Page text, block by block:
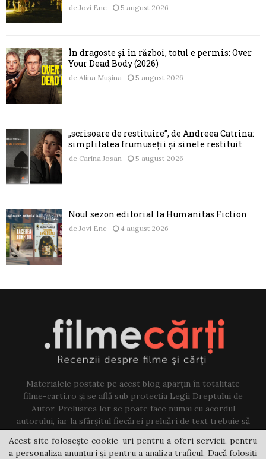
de Jovi Ene 5 august 2026
În dragoste și în război, totul e permis: Over
Your Dead Body (2026)
de Alina Mușina 5 august 2026
„scrisoare de restituire”, de Andreea Catrina:
simplitatea frumuseții și sinele restituit
de Carina Josan 5 august 2026
Noul sezon editorial la Humanitas Fiction
de Jovi Ene 4 august 2026
Materialele postate pe acest blog aparțin în totalitate
filme-carti.ro și se află sub protecția Legii Dreptului de
Autor. Preluarea lor se poate face numai cu acordul
autorului, iar la sfârșitul fiecărei preluări de text trebuie să
existe un link către acest blog.
Contact us:jovi@filme-carti.ro
Acest site folosește cookie-uri pentru a oferi servicii, pentru
a personaliza anunțuri și pentru a analiza traficul. Dacă folosiți